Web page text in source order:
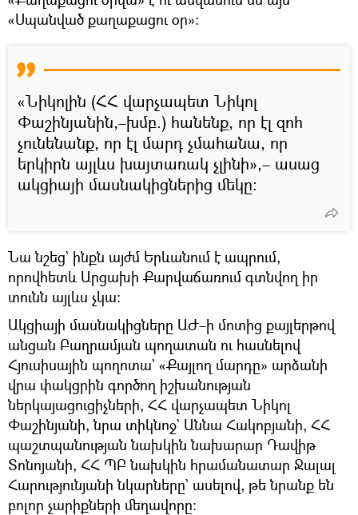
«Սպանված քաղաքացու օր»։
«Նիկոլին (ՀՀ վարչապետ Նիկոլ
Փաշինյանին,–խմբ.) հանենք, որ էլ զոհ
չունենանք, որ էլ մարդ չմահանա, որ
երկիրն այլևս խայտառակ չլինի»,– ասաց
ակցիայի մասնակիցներից մեկը։
Նա նշեց` ինքն այժմ Երևանում է ապրում,
որովհետև Արցախի Քարվաճառում գտնվող իր
տունն այլևս չկա։
Ակցիայի մասնակիցները ԱԺ–ի մոտից քայլերթով
անցան Բաղրամյան պողատան ու հասնելով
Հյուսիսային պողոտա` «Քայլող մարդը» արձանի
վրա փակցրին գործող իշխանության
ներկայացուցիչների, ՀՀ վարչապետ Նիկոլ
Փաշինյանի, նրա տիկնոջ` Աննա Հակոբյանի, ՀՀ
պաշտպանության նախկին նախարար Դավիթ
Տոնոյանի, ՀՀ ՊԲ նախկին հրամանատար Ջալալ
Հարությունյանի նկարները` ասելով, թե նրանք են
բոլոր չարիքների մեղավորը։